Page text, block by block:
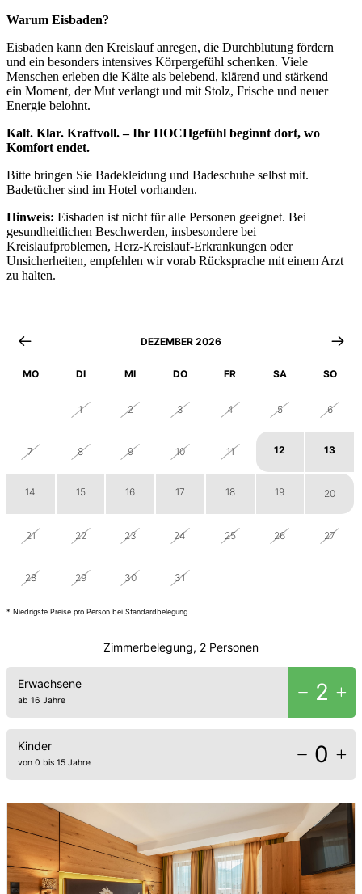
Warum Eisbaden?
Eisbaden kann den Kreislauf anregen, die Durchblutung fördern
und ein besonders intensives Körpergefühl schenken. Viele
Menschen erleben die Kälte als belebend, klärend und stärkend –
ein Moment, der Mut verlangt und mit Stolz, Frische und neuer
Energie belohnt.
Kalt. Klar. Kraftvoll. – Ihr HOCHgefühl beginnt dort, wo
Komfort endet.
Bitte bringen Sie Badekleidung und Badeschuhe selbst mit.
Badetücher sind im Hotel vorhanden.
Hinweis: Eisbaden ist nicht für alle Personen geeignet. Bei
gesundheitlichen Beschwerden, insbesondere bei
Kreislaufproblemen, Herz-Kreislauf-Erkrankungen oder
Unsicherheiten, empfehlen wir vorab Rücksprache mit einem Arzt
zu halten.
DEZEMBER 2026
MO DI MI DO FR SA SO
1 2 3 4 5 6
7 8 9 10 11 12 13
14 15 16 17 18 19 20
21 22 23 24 25 26 27
28 29 30 31
* Niedrigste Preise pro Person bei Standardbelegung
Zimmerbelegung, 2 Personen
Erwachsene
ab 16 Jahre 2
Kinder
von 0 bis 15 Jahre 0